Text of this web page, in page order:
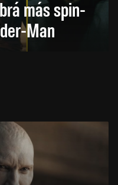
más spin-
Man